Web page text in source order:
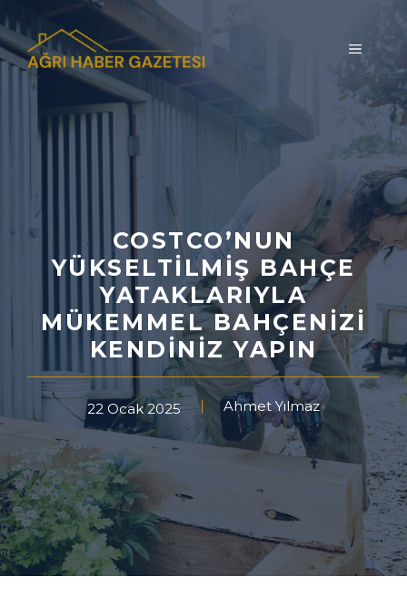
atla
MENÜ
COSTCO’NUN
YÜKSELTILMIŞ BAHÇE
YATAKLARIYLA
MÜKEMMEL BAHÇENIZI
KENDINIZ YAPIN
22 Ocak 2025 Ahmet Yılmaz